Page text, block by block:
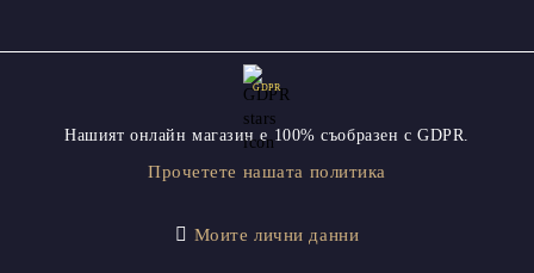
GDPR
Нашият онлайн магазин е 100% съобразен с GDPR.
Прочетете нашата политика
Моите лични данни